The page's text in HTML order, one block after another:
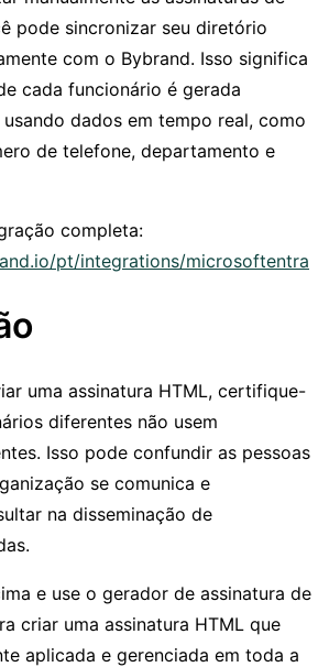
pode sincronizar seu diretório
com o Bybrand. Isso significa
cada funcionário é gerada
dados em tempo real, como
de telefone, departamento e
completa:
pt/integrations/microsoftentra
uma assinatura HTML, certifique-
diferentes não usem
Isso pode confundir as pessoas
se comunica e
na disseminação de
e use o gerador de assinatura de
criar uma assinatura HTML que
aplicada e gerenciada em toda a